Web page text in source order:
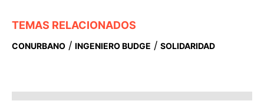
TEMAS RELACIONADOS
CONURBANO / INGENIERO BUDGE / SOLIDARIDAD